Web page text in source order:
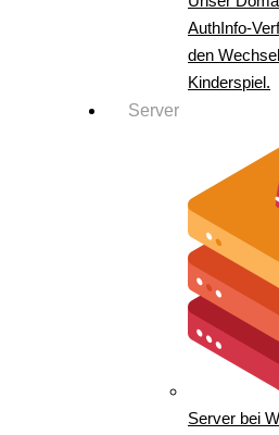
AuthInfo-
den
Kinderspiel.
Server
Server bei